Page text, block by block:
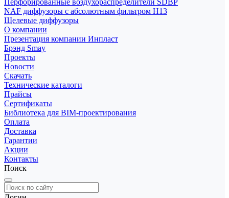
Перфорированные воздухораспределители SDBP
NAF диффузоры с абсолютным фильтром Н13
Щелевые диффузоры
О компании
Презентация компании Инпласт
Брэнд Smay
Проекты
Новости
Скачать
Технические каталоги
Прайсы
Сертификаты
Библиотека для BIM-проектирования
Оплата
Доставка
Гарантии
Акции
Контакты
Поиск